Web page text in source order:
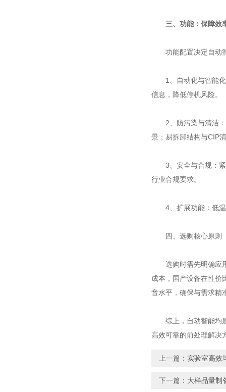
三、功能：保障效
功能配置决定自动智
1、自动化与智能化
信息，降低停机风险。
2、防污染与清洁：
景；易拆卸结构与CIP
3、安全与合规：紧
行业合规要求。
4、扩展功能：低温
四、选购核心原则
选购时需先明确应用
成本，国产设备在性价
音水平，确保与需求精
综上，自动智能均质
高效可靠的前处理解决
上一篇： 实验室高效
下一篇： 大样品量制